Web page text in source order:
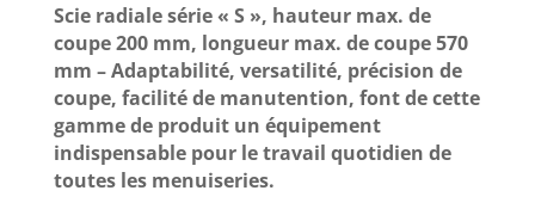
Scie radiale série « S », hauteur max. de
coupe 200 mm, longueur max. de coupe 570
mm – Adaptabilité, versatilité, précision de
coupe, facilité de manutention, font de cette
gamme de produit un équipement
indispensable pour le travail quotidien de
toutes les menuiseries.